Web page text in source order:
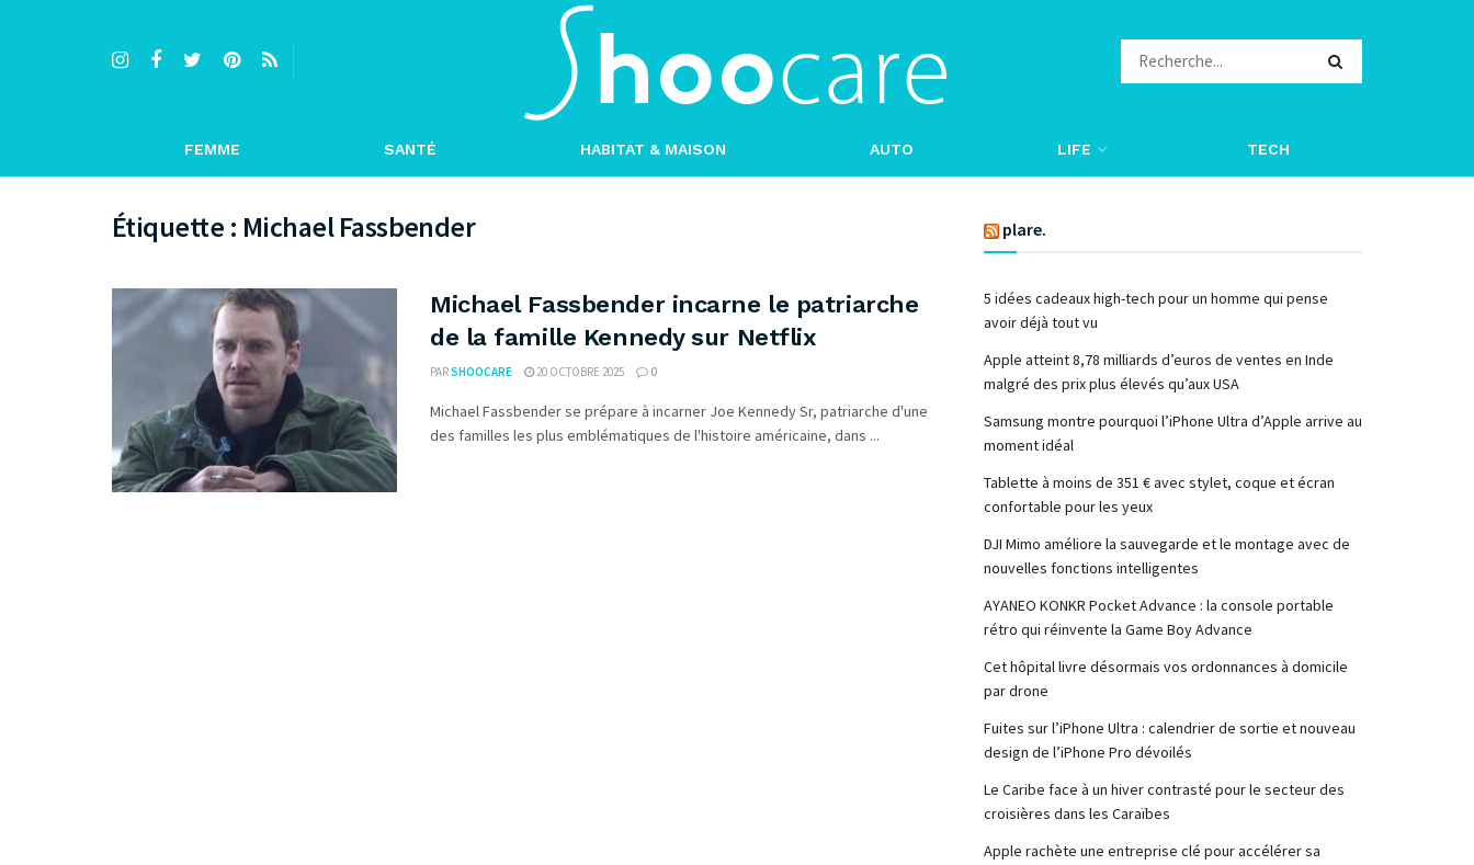
FEMME SANTÉ HABITAT & MAISON AUTO LIFE TECH
Étiquette : Michael Fassbender
Michael Fassbender incarne le patriarche
de la famille Kennedy sur Netflix
PARSHOOCARE 20 OCTOBRE 2025 0
Michael Fassbender se prépare à incarner Joe Kennedy Sr, patriarche d'une
des familles les plus emblématiques de l'histoire américaine, dans ...
plare.
5 idées cadeaux high-tech pour un homme qui pense
avoir déjà tout vu
Apple atteint 8,78 milliards d’euros de ventes en Inde
malgré des prix plus élevés qu’aux USA
Samsung montre pourquoi l’iPhone Ultra d’Apple arrive au
moment idéal
Tablette à moins de 351 € avec stylet, coque et écran
confortable pour les yeux
DJI Mimo améliore la sauvegarde et le montage avec de
nouvelles fonctions intelligentes
AYANEO KONKR Pocket Advance : la console portable
rétro qui réinvente la Game Boy Advance
Cet hôpital livre désormais vos ordonnances à domicile
par drone
Fuites sur l’iPhone Ultra : calendrier de sortie et nouveau
design de l’iPhone Pro dévoilés
Le Caribe face à un hiver contrasté pour le secteur des
croisières dans les Caraïbes
Apple rachète une entreprise clé pour accélérer sa